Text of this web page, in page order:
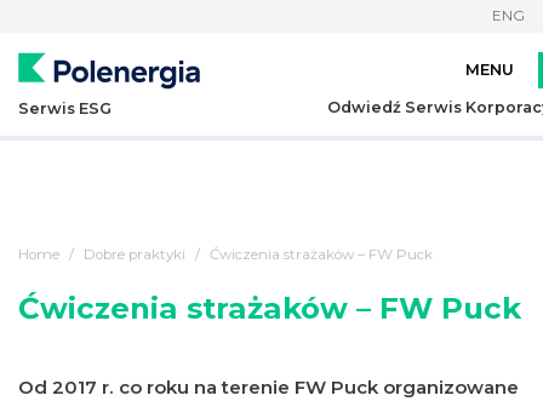
ENG
Serwis ESG Odwiedź Serwis
Home Dobre praktyki Ćwiczenia strażaków – FW Puck
Ćwiczenia strażaków – FW Puck
Od 2017 r. co roku na terenie FW Puck organizowane